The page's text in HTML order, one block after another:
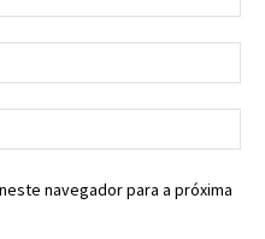
navegador para a próxima